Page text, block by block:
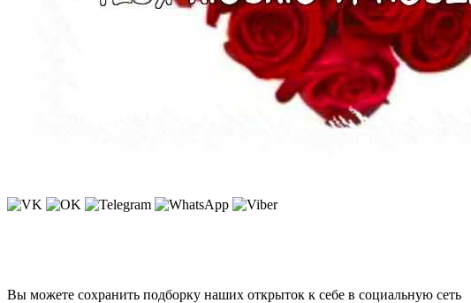
Вы можете сохранить подборку наших открыток к себе в социальную сеть